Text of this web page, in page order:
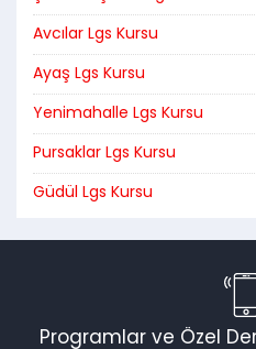
Avcılar Lgs Kursu
Ayaş Lgs Kursu
Yenimahalle Lgs Kursu
Pursaklar Lgs Kursu
Güdül Lgs Kursu
Programlar ve Özel